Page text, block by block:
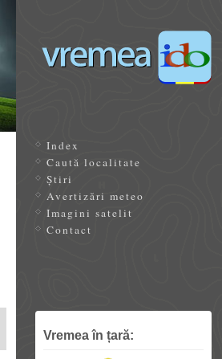
Index
Caută localitate
Știri
Avertizări meteo
Imagini satelit
Contact
Vremea în țară: